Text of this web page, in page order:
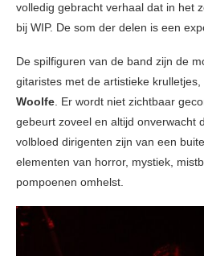
volledig gebracht verhaal dat in het
bij WIP. De som der delen is een
De spilfiguren van de band zijn de
gitaristes met de artistieke krulletjes,
Woolfe. Er wordt niet zichtbaar
gebeurt zoveel en altijd onverwacht
volbloed dirigenten zijn van een
elementen van horror, mystiek,
pompoenen omhelst.